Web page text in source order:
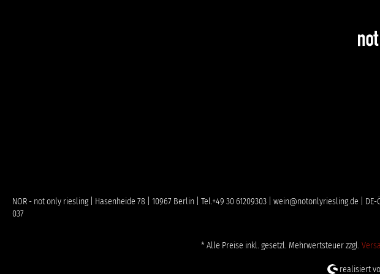
NOR - not only riesling | Hasenheide 78 | 10967 Berlin | Tel.+49 30 61209303 | wein@notonlyriesling.de | DE-
037
* Alle Preise inkl. gesetzl. Mehrwertsteuer zzgl.
realisiert